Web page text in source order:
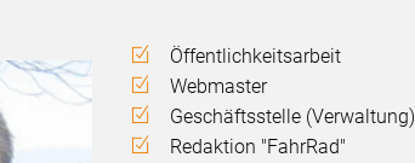
Öffentlichkeitsarbeit
Webmaster
Geschäftsstelle (Verwaltung)
Redaktion "FahrRad"